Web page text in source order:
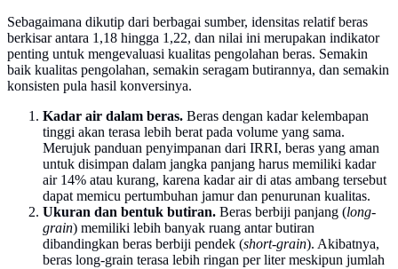
Sebagaimana dikutip dari berbagai sumber, idensitas relatif beras
berkisar antara 1,18 hingga 1,22, dan nilai ini merupakan indikator
penting untuk mengevaluasi kualitas pengolahan beras. Semakin
baik kualitas pengolahan, semakin seragam butirannya, dan semakin
konsisten pula hasil konversinya.
Kadar air dalam beras. Beras dengan kadar kelembapan
tinggi akan terasa lebih berat pada volume yang sama.
Merujuk panduan penyimpanan dari IRRI, beras yang aman
untuk disimpan dalam jangka panjang harus memiliki kadar
air 14% atau kurang, karena kadar air di atas ambang tersebut
dapat memicu pertumbuhan jamur dan penurunan kualitas.
Ukuran dan bentuk butiran. Beras berbiji panjang (long-
grain) memiliki lebih banyak ruang antar butiran
dibandingkan beras berbiji pendek (short-grain). Akibatnya,
beras long-grain terasa lebih ringan per liter meskipun jumlah